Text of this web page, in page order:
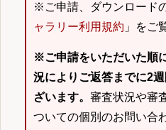
※ご申請、ダウンロード
ャラリー利用規約 」をご
※ご申請をいただいた順
況によりご返答までに2
ざいます。 審査状況や審
ついての個別のお問い合